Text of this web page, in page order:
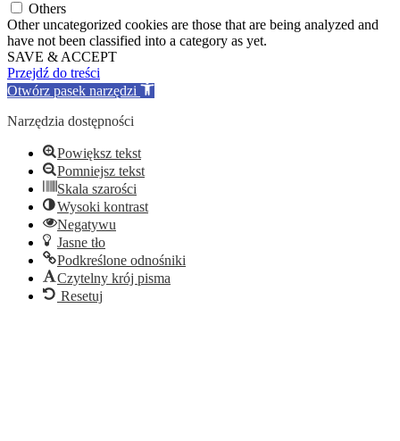
Others
Other uncategorized cookies are those that are being analyzed and
have not been classified into a category as yet.
SAVE & ACCEPT
Przejdź do treści
Otwórz pasek narzędzi
Narzędzia dostępności
Powiększ tekst
Pomniejsz tekst
Skala szarości
Wysoki kontrast
Negatywu
Jasne tło
Podkreślone odnośniki
Czytelny krój pisma
Resetuj